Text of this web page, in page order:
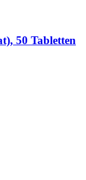
50 Tabletten